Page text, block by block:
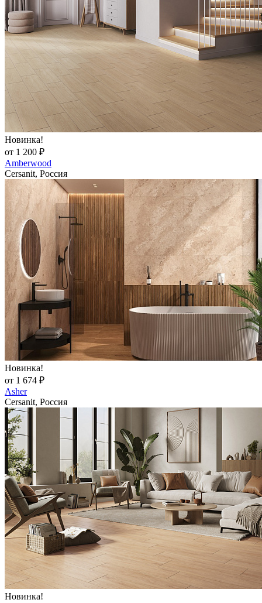
Новинка!
от 1 200 ₽
Amberwood
Cersanit, Россия
Новинка!
от 1 674 ₽
Asher
Cersanit, Россия
Новинка!